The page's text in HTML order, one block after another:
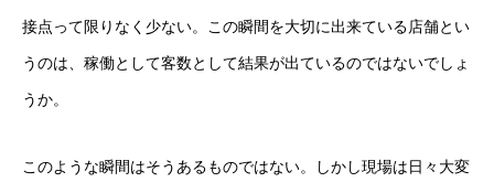
接点って限りなく少ない。この瞬間を大切に出来ている店舗とい
うのは、稼働として客数として結果が出ているのではないでしょ
うか。
このような瞬間はそうあるものではない。しかし現場は日々大変